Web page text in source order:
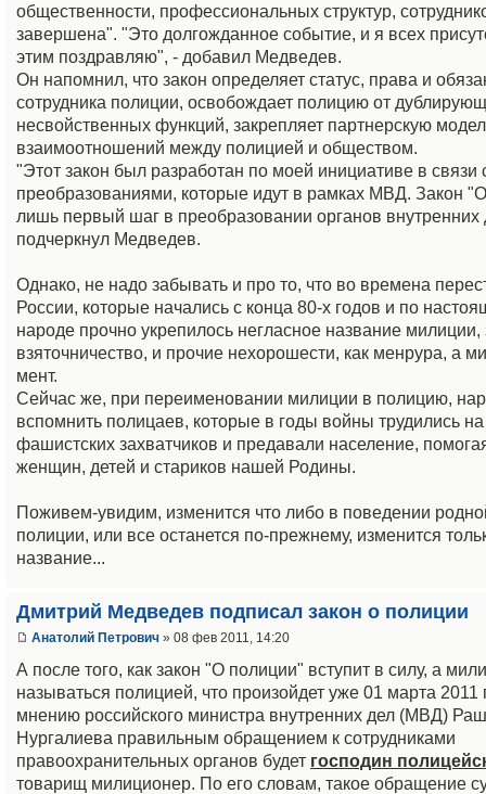
общественности, профессиональных структур,
завершена". "Это долгожданное событие, и я всех
этим поздравляю", - добавил Медведев.
Он напомнил, что закон определяет статус, права и
сотрудника полиции, освобождает полицию от
несвойственных функций, закрепляет партнерскую
взаимоотношений между полицией и обществом.
"Этот закон был разработан по моей инициативе в связи
преобразованиями, которые идут в рамках МВД. Закон
лишь первый шаг в преобразовании органов внутренних
подчеркнул Медведев.
Однако, не надо забывать и про то, что во времена
России, которые начались с конца 80-х годов и по
народе прочно укрепилось негласное название милиции,
взяточничество, и прочие нехорошести, как менрура, а
мент.
Сейчас же, при переименовании милиции в полицию,
вспомнить полицаев, которые в годы войны трудились
фашистских захватчиков и предавали население,
женщин, детей и стариков нашей Родины.
Поживем-увидим, изменится что либо в поведении
полиции, или все останется по-прежнему, изменится
название...
Дмитрий Медведев подписал закон о полиции
Анатолий Петрович » 08 фев 2011, 14:20
А после того, как закон "О полиции" вступит в силу, а
называться полицией, что произойдет уже 01 марта 2011
мнению российского министра внутренних дел (МВД)
Нургалиева правильным обращением к сотрудниками
правоохранительных органов будет господин
товарищ милиционер. По его словам, такое обращение